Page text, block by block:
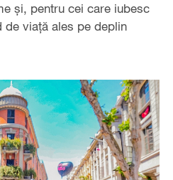
și, pentru cei care iubesc
de viață ales pe deplin